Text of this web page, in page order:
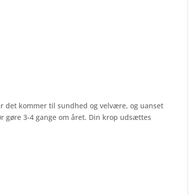
det kommer til sundhed og velvære, og uanset
gøre 3-4 gange om året. Din krop udsættes